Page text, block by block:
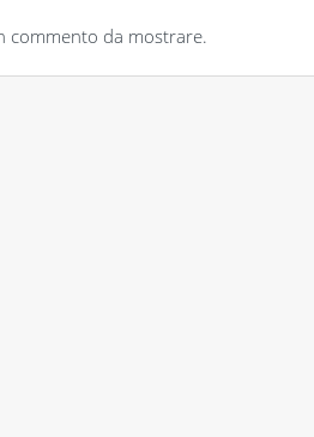
commento da mostrare.